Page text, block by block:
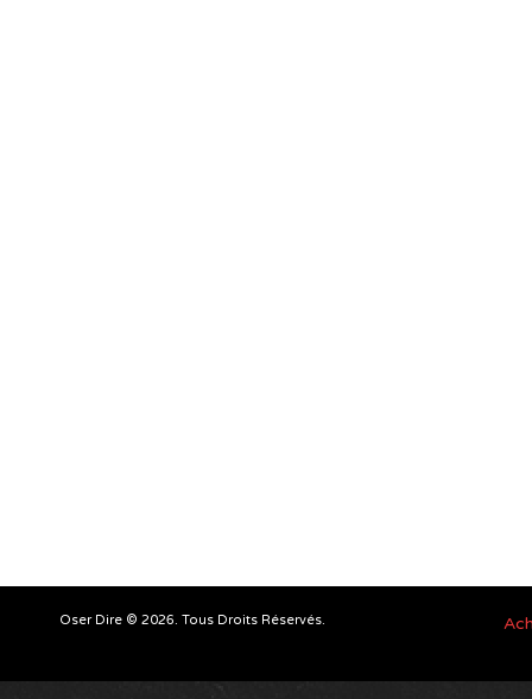
Oser Dire © 2026. Tous Droits Réservés.